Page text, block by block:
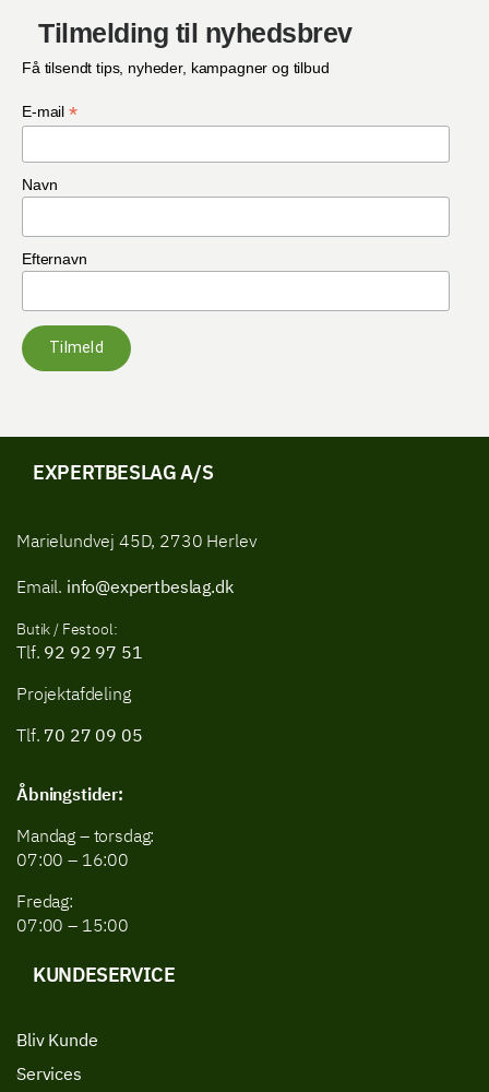
Tilmelding til nyhedsbrev
Få tilsendt tips, nyheder, kampagner og tilbud
E-mail *
Navn
Efternavn
Tilmeld
EXPERTBESLAG A/S
Marielundvej 45D, 2730 Herlev
Email. info@expertbeslag.dk
Butik / Festool:
Tlf. 92 92 97 51
Projektafdeling
Tlf. 70 27 09 05
Åbningstider:
Mandag – torsdag:
07:00 – 16:00
Fredag:
07:00 – 15:00
KUNDESERVICE
Bliv Kunde
Services